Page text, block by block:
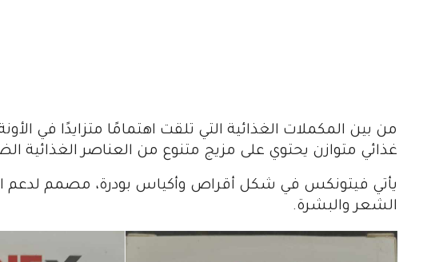
من بين المكملات الغذائية التي تلقت اهتمامًا متزايدًا في
غذائي متوازن يحتوي على مزيج متنوع من العناصر الغذائية
يأتي فيتونكس في شكل أقراص وأكياس بودرة، مصمم لدعم
الشعر والبشرة.